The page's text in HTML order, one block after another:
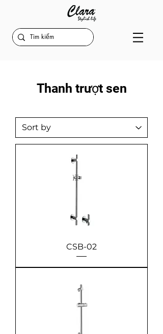
Thanh trượt sen
CSB-02